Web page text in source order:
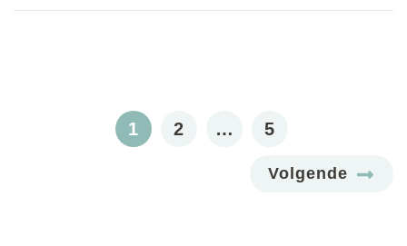
pagineringPAGE
1 PAGE
2 … PAGE
5
Volgende